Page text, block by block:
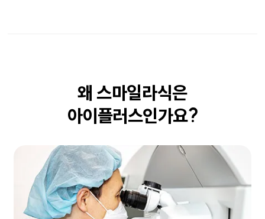
왜 스마일라식은
아이플러스인가요?